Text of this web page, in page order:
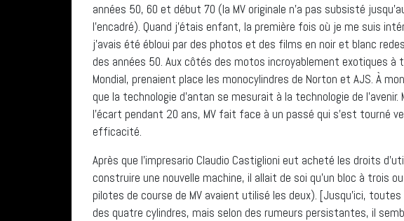
années 50, 60 et début 70 (la MV originale n’a pas subsisté
l’encadré). Quand j’étais enfant, la première fois où je me suis
j’avais été ébloui par des photos et des films en noir et blanc
des années 50. Aux côtés des motos incroyablement exotiques à
Mondial, prenaient place les monocylindres de Norton et AJS. À
que la technologie d’antan se mesurait à la technologie de
l’écart pendant 20 ans, MV fait face à un passé qui s’est tourné
efficacité.
Après que l’impresario Claudio Castiglioni eut acheté les droits
construire une nouvelle machine, il allait de soi qu’un bloc à trois
pilotes de course de MV avaient utilisé les deux). [Jusqu’ici,
des quatre cylindres, mais selon des rumeurs persistantes, il